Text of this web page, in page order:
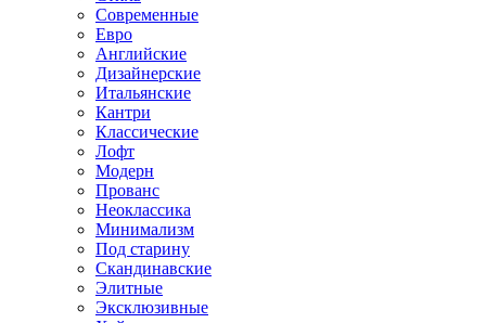
Современные
Евро
Английские
Дизайнерские
Итальянские
Кантри
Классические
Лофт
Модерн
Прованс
Неоклассика
Минимализм
Под старину
Скандинавские
Элитные
Эксклюзивные